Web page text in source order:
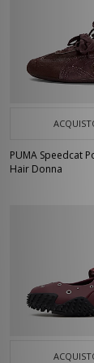
PUMA Speedcat
Hair Donna